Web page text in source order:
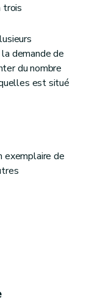
trois
demande de
du nombre
est situé
exemplaire de